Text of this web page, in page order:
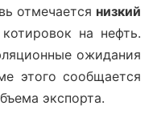
отмечается низкий
на нефть.
ожидания
этого сообщается
экспорта.